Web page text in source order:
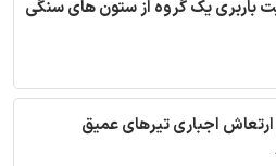
باربری یک گروه از ستون های سنگی
ارتعاش اجباری تیرهای عمیق